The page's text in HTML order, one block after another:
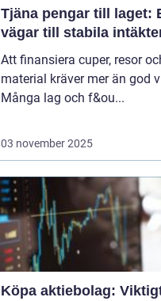
Tjäna pengar till laget:
vägar till stabila
Att finansiera cuper, resor
material kräver mer än god
Många lag och f&ou...
03 november 2025
Köpa aktiebolag: